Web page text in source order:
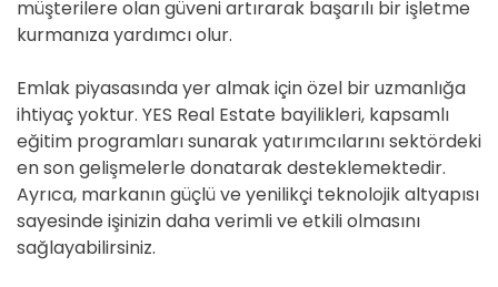
müşterilere olan güveni artırarak başarılı bir işletme
kurmanıza yardımcı olur.
Emlak piyasasında yer almak için özel bir uzmanlığa
ihtiyaç yoktur. YES Real Estate bayilikleri, kapsamlı
eğitim programları sunarak yatırımcılarını sektördeki
en son gelişmelerle donatarak desteklemektedir.
Ayrıca, markanın güçlü ve yenilikçi teknolojik altyapısı
sayesinde işinizin daha verimli ve etkili olmasını
sağlayabilirsiniz.